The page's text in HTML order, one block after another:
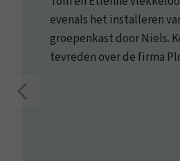
evenals het installeren
groepenkast door Niels.
tevreden over de firma